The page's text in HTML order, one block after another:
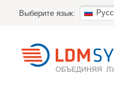
Выберите язык: